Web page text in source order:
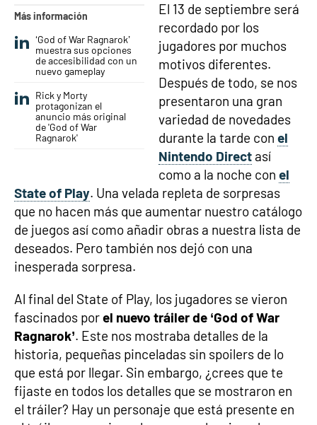
Más información
‘God of War Ragnarok’
muestra sus opciones
de accesibilidad con un
nuevo gameplay
Rick y Morty
protagonizan el
anuncio más original
de 'God of War
Ragnarok'
El 13 de septiembre será
recordado por los
jugadores por muchos
motivos diferentes.
Después de todo, se nos
presentaron una gran
variedad de novedades
durante la tarde con el
Nintendo Direct así
como a la noche con el
State of Play. Una velada repleta de sorpresas
que no hacen más que aumentar nuestro catálogo
de juegos así como añadir obras a nuestra lista de
deseados. Pero también nos dejó con una
inesperada sorpresa.
Al final del State of Play, los jugadores se vieron
fascinados porel nuevo tráiler de ‘God of War
Ragnarok’. Este nos mostraba detalles de la
historia, pequeñas pinceladas sin spoilers de lo
que está por llegar. Sin embargo, ¿crees que te
fijaste en todos los detalles que se mostraron en
el tráiler? Hay un personaje que está presente en